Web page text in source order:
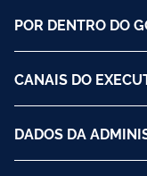
POR DENTRO DO
CANAIS DO
DADOS DA